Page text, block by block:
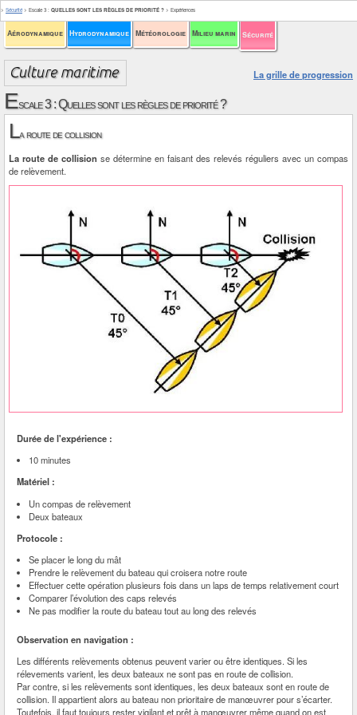
Aérodynamique Hydrodynamique Météorologie Milieu marin Sécurité
> Sécurité > Escale 3 : QUELLES SONT LES RÈGLES DE PRIORITÉ ? > Expériences
La grille de progression
Escale 3 : Quelles sont les règles de priorité ?
La route de collision
La route de collision se détermine en faisant des relevés réguliers avec un compas
de relèvement.
Durée de l'expérience :
10 minutes
Matériel :
Un compas de relèvement
Deux bateaux
Protocole :
Se placer le long du mât
Prendre le relèvement du bateau qui croisera notre route
Effectuer cette opération plusieurs fois dans un laps de temps relativement court
Comparer l’évolution des caps relevés
Ne pas modifier la route du bateau tout au long des relevés
Observation en navigation :
Les différents relèvements obtenus peuvent varier ou être identiques. Si les
rélevements varient, les deux bateaux ne sont pas en route de collision.
Par contre, si les relèvements sont identiques, les deux bateaux sont en route de
collision. Il appartient alors au bateau non prioritaire de manœuvrer pour s’écarter.
Toutefois, il faut toujours rester vigilant et prêt à manœuvrer même quand on est